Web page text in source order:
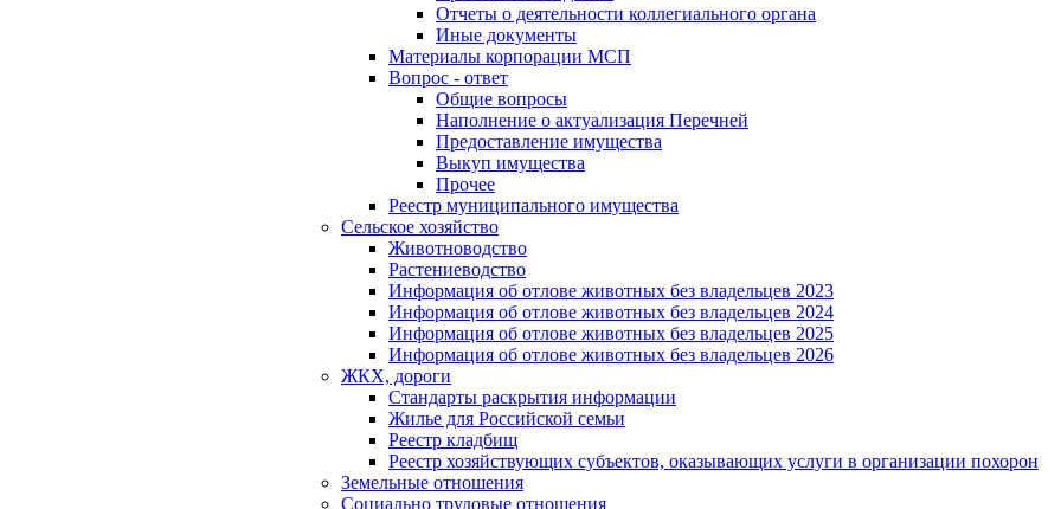
Отчеты о деятельности коллегиального органа
Иные документы
Материалы корпорации МСП
Вопрос - ответ
Общие вопросы
Наполнение о актуализация Перечней
Предоставление имущества
Выкуп имущества
Прочее
Реестр муниципального имущества
Сельское хозяйство
Животноводство
Растениеводство
Информация об отлове животных без владельцев 2023
Информация об отлове животных без владельцев 2024
Информация об отлове животных без владельцев 2025
Информация об отлове животных без владельцев 2026
ЖКХ, дороги
Стандарты раскрытия информации
Жилье для Российской семьи
Реестр кладбищ
Реестр хозяйствующих субъектов, оказывающих услуги в организации похорон
Земельные отношения
Социально трудовые отношения